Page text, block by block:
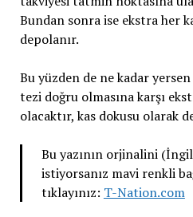
Bundan sonra ise ekstra her
depolanır.
Bu yüzden de ne kadar
tezi doğru olmasına karşı
olacaktır, kas dokusu olarak
Bu yazının orjinalini
istiyorsanız mavi renkli
tıklayınız: T-Nation.com